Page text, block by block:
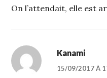
On l’attendait, elle est
Kanami
15/09/2017 À